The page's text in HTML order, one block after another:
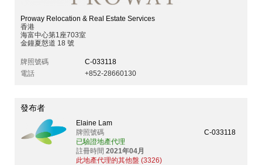
Proway Relocation & Real Estate Services
香港
海富中心第1座703室
金鐘夏慤道 18 號
牌照號碼
C-033118
電話
+852-28660130
發布者
Elaine Lam
牌照號碼
C-033118
已驗證地產代理
註冊時間 2021年04月
此地產代理的其他盤 (3326)